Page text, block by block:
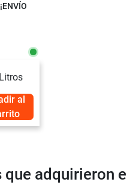
al
que adquirieron